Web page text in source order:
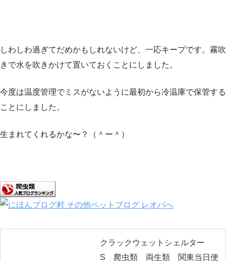
しわしわ過ぎてだめかもしれないけど、一応キープです。霧吹
きで水を吹きかけて置いておくことにしました。
今度は温度管理でミスがないように最初から冷温庫で保管する
ことにしました。
生まれてくれるかな〜？（＾ー＾）
クラックウェットシェルター
S 爬虫類 両生類 関東当日便